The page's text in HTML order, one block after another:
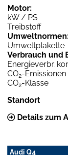
Motor:
kW / PS
Treibstoff
Umweltnormen:
Umweltplakette
Verbrauch und
Energieverbr.
CO2-Emissionen
CO2-Klasse
Standort
Details zum
Audi Q4